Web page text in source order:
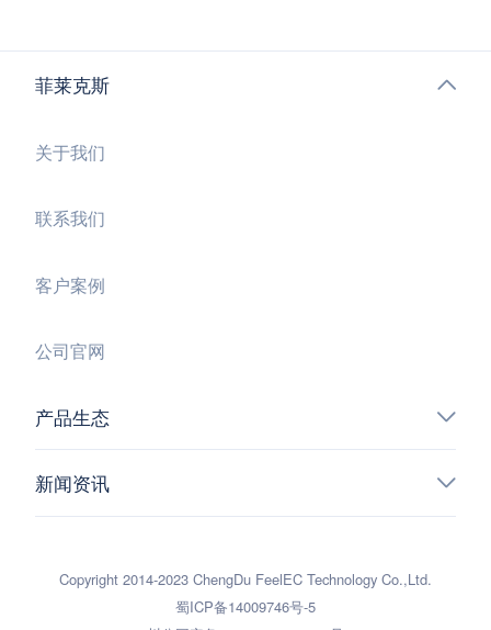
菲莱克斯
关于我们
联系我们
客户案例
公司官网
产品生态
新闻资讯
Copyright 2014-2023 ChengDu FeelEC Technology Co.,Ltd.
蜀ICP备14009746号-5